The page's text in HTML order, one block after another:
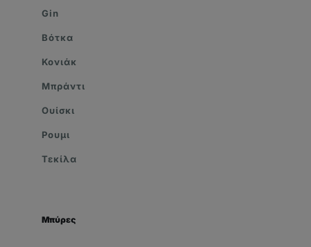
Gin
Βότκα
Κονιάκ
Μπράντι
Ουίσκι
Ρουμι
Τεκίλα
Μπύρες